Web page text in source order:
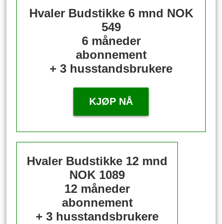
Hvaler Budstikke 6 mnd NOK
549
6 måneder
abonnement
+ 3 husstandsbrukere
KJØP NÅ
Hvaler Budstikke 12 mnd
NOK 1089
12 måneder
abonnement
+ 3 husstandsbrukere